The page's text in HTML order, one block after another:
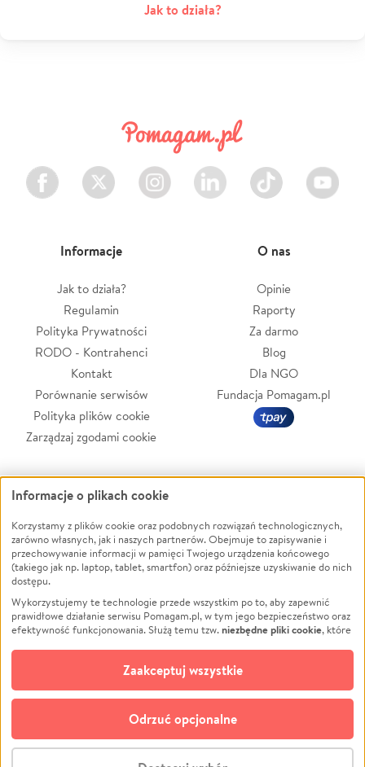
Jak to działa?
Facebook Twitter Instagram LinkedIn TikTok Youtube
Informacje
Jak to działa?
Regulamin
Polityka Prywatności
RODO - Kontrahenci
Kontakt
Porównanie serwisów
Polityka plików cookie
Zarządzaj zgodami cookie
O nas
Opinie
Raporty
Za darmo
Blog
Dla NGO
Fundacja Pomagam.pl
Zbieraj na
Leczenie
Zwierzęta
Pożar
Ukraina
Sport
Pomoc Finansowa
Społeczność lokalna
LGBTQ+
Powódź
Wichura
NGO
Religia
Edukacja
Ochrona środowiska
Informacje o plikach cookie
Korzystamy z plików cookie oraz podobnych rozwiązań technologicznych,
zarówno własnych, jak i naszych partnerów. Obejmuje to zapisywanie i
przechowywanie informacji w pamięci Twojego urządzenia końcowego
(takiego jak np. laptop, tablet, smartfon) oraz późniejsze uzyskiwanie do nich
dostępu.
Wykorzystujemy te technologie przede wszystkim po to, aby zapewnić
prawidłowe działanie serwisu Pomagam.pl, w tym jego bezpieczeństwo oraz
efektywność funkcjonowania. Służą temu tzw.niezbędne pliki cookie, które
opcjonalnych plików cookie
technologii do celów analitycznych i retargetingowych. Możesz wyrazić
zgodę na ich stosowanie lub jej odmówić. W dowolnym momencie masz
możliwość zmiany swoich preferencji na stronie „Zarządzaj zgodami cookie”,
do której link znajdziesz w stopce serwisu Pomagam.pl. Opcjonalne pliki
cookie wykorzystywane są w następujących celach:
Odrzuć opcjonalne
Zaakceptuj wszystkie